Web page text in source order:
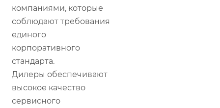
компаниями, которые
соблюдают требования
единого
корпоративного
стандарта.
Дилеры обеспечивают
высокое качество
сервисного